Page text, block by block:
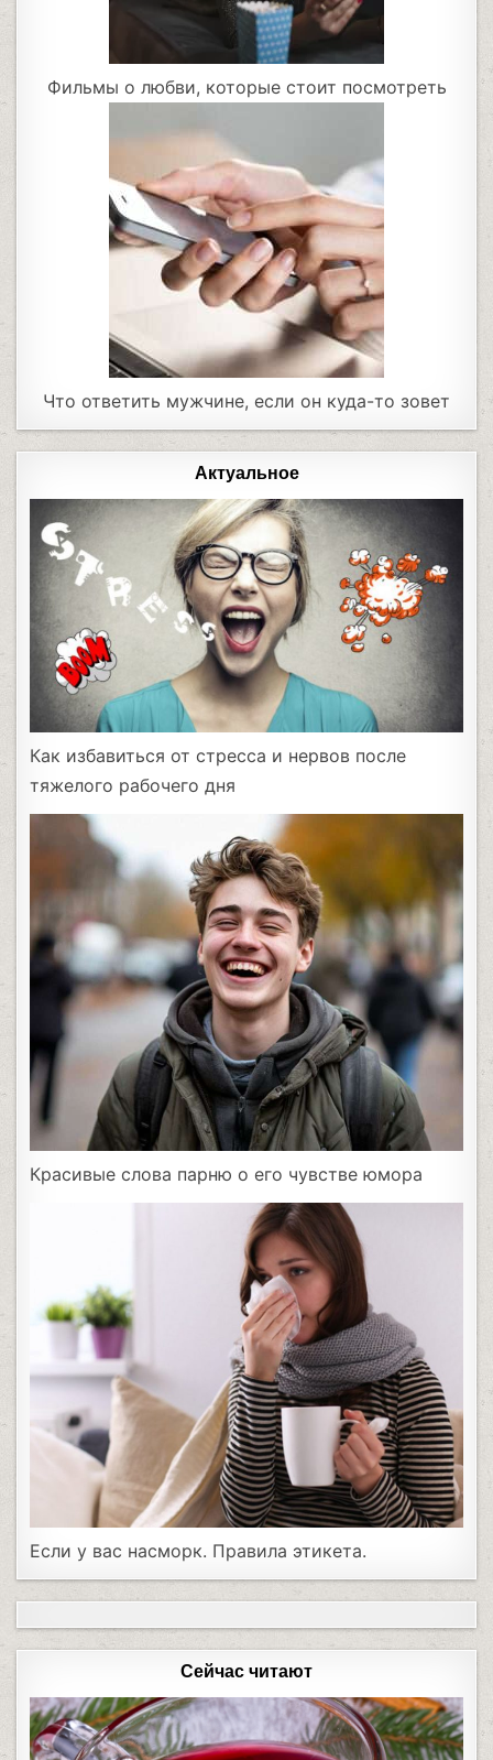
Фильмы о любви, которые стоит посмотреть
Что ответить мужчине, если он куда-то зовет
Актуальное
Как избавиться от стресса и нервов после
тяжелого рабочего дня
Красивые слова парню о его чувстве юмора
Если у вас насморк. Правила этикета.
Сейчас читают